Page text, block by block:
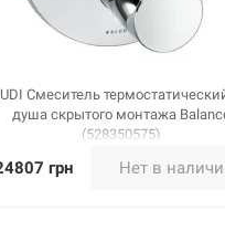
Смеситель
душа скрытого монтажа
(528350575)
грн Нет в